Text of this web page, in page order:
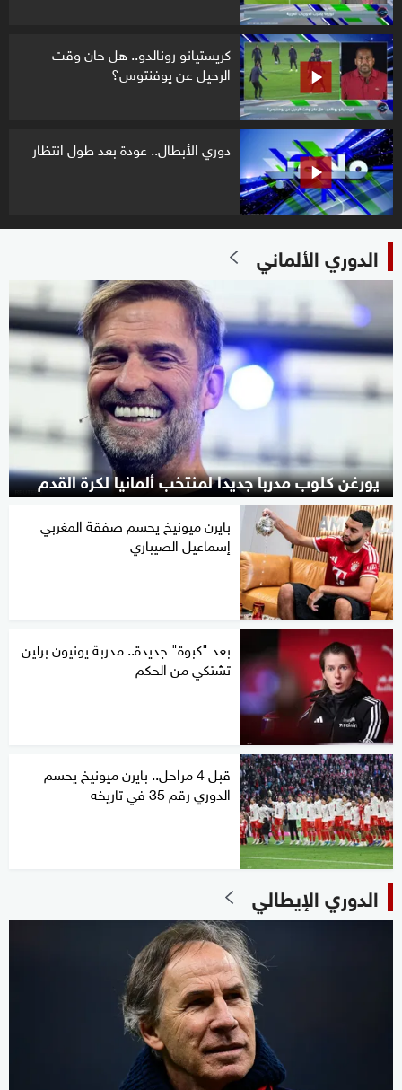
كريستيانو رونالدو.. هل حان وقت
الرحيل عن يوفنتوس؟
دوري الأبطال.. عودة بعد طول انتظار
الدوري الألماني
يورغن كلوب مدربا جديدا لمنتخب ألمانيا لكرة القدم
بايرن ميونيخ يحسم صفقة المغربي
إسماعيل الصيباري
بعد "كبوة" جديدة.. مدربة يونيون برلين
تشتكي من الحكم
قبل 4 مراحل.. بايرن ميونيخ يحسم
الدوري رقم 35 في تاريخه
الدوري الإيطالي